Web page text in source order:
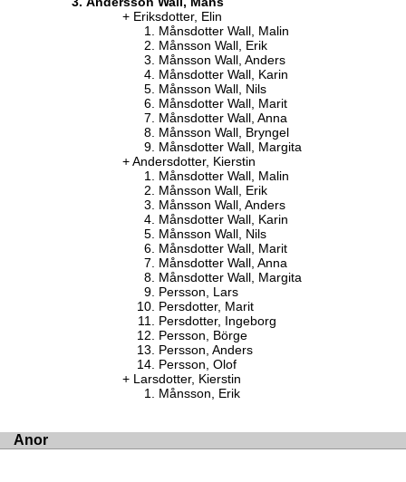
Eriksdotter, Elin
Månsdotter Wall, Malin
Månsson Wall, Erik
Månsson Wall, Anders
Månsdotter Wall, Karin
Månsson Wall, Nils
Månsdotter Wall, Marit
Månsdotter Wall, Anna
Månsson Wall, Bryngel
Månsdotter Wall, Margita
Andersdotter, Kierstin
Månsdotter Wall, Malin
Månsson Wall, Erik
Månsson Wall, Anders
Månsdotter Wall, Karin
Månsson Wall, Nils
Månsdotter Wall, Marit
Månsdotter Wall, Anna
Månsdotter Wall, Margita
Persson, Lars
Persdotter, Marit
Persdotter, Ingeborg
Persson, Börge
Persson, Anders
Persson, Olof
Larsdotter, Kierstin
Månsson, Erik
Anor